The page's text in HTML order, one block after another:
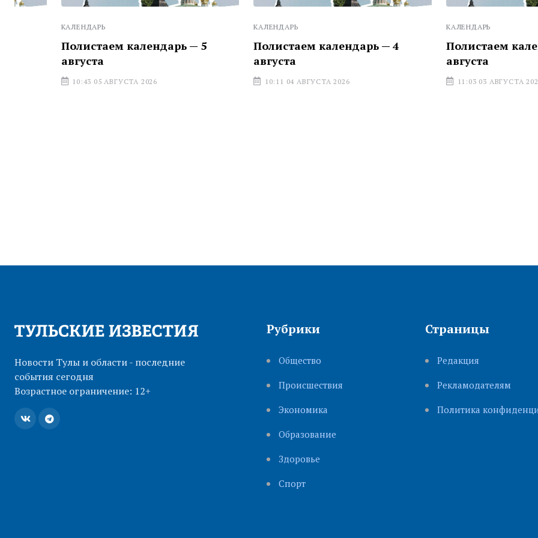
Полистаем календарь — 5
10:43 05 АВГУСТА 2026
Полистаем календарь — 4
10:11 04 АВГУСТА 2026
Полистаем календарь —
11:03 03 АВГУСТА 2026
Новости Тулы и области - последние
события сегодня
Возрастное ограничение: 12+
Рубрики
Общество
Происшествия
Экономика
Образование
Здоровье
Cпорт
Страницы
Редакция
Рекламодателям
Политика